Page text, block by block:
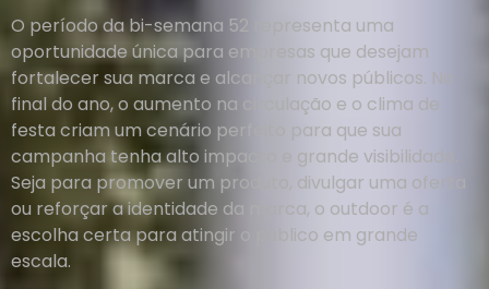
O período da bi-semana 52 representa uma
oportunidade única para empresas que desejam
fortalecer sua marca e alcançar novos públicos. No
final do ano, o aumento na circulação e o clima de
festa criam um cenário perfeito para que sua
campanha tenha alto impacto e grande visibilidade.
Seja para promover um produto, divulgar uma oferta
ou reforçar a identidade da marca, o outdoor é a
escolha certa para atingir o público em grande
escala.